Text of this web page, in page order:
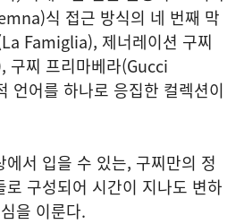
식 접근 방식의 네 번째 막
Famiglia), 제너레이션 구찌
찌 프리마베라(Gucci
언어를 하나로 응집한 컬렉션이
서 입을 수 있는, 구찌만의 정
구성되어 시간이 지나도 변하
을 이룬다.